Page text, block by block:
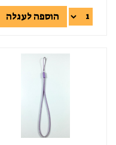
הוספה לעגלה